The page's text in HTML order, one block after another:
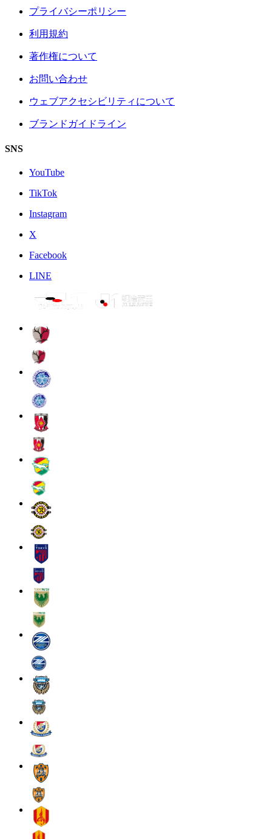
プライバシーポリシー
利用規約
著作権について
お問い合わせ
ウェブアクセシビリティについて
ブランドガイドライン
SNS
YouTube
TikTok
Instagram
X
Facebook
LINE